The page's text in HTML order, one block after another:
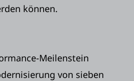
können.
Meilenstein
von sieben